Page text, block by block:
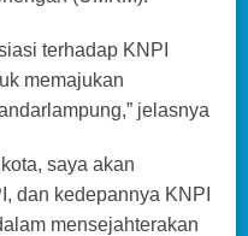
terhadap KNPI
memajukan
jelasnya
saya akan
dan kedepannya KNPI
mensejahterakan